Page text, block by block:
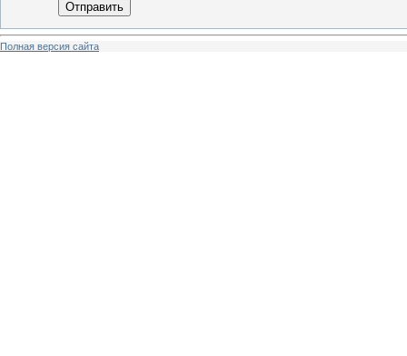
Отправить
Полная версия сайта